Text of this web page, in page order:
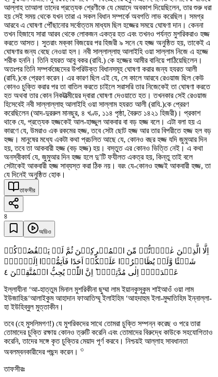
আল্লাহ তাআলা তাদের প্রত্যেক শ্রেণীকে যে মেয়াদে অবকাশ দিয়েছিলেন, তার শুরু ধরা
হয় সেই সময় থেকে যখন তারা এ সকল বিধান সম্পর্কে অবগতি লাভ করেছিল। সমগ্র
আরবে এ ঘোষণা পৌঁছানোর সর্বোত্তম মাধ্যম ছিল হজ্জের সময়ে ঘোষণা দান। কেননা
তখন হিজাযে সারা আরব থেকে লোকজন একত্র হত এবং তখনও পর্যন্ত মুশরিকরাও হজ্জ
করতে আসত। সুতরাং মক্কা বিজয়ের পর হিজরী ৯ সনে যে হজ্জ অনুষ্ঠিত হয়, তাকেই এ
ঘোষণার জন্য বেছে নেওয়া হল। নবী সাল্লাল্লাহু আলাইহি ওয়া সাল্লাম নিজে এ হজ্জে
শরীক হননি। তিনি হযরত আবু বকর (রাযি.) কে হজ্জের আমীর বানিয়ে পাঠিয়েছিলেন।
অতঃপর তিনি সম্পর্কচ্ছেদের উপরিউক্ত বিধানসমূহ ঘোষণা করার জন্য হযরত আলী
(রাযি.)কে প্রেরণ করেন। এর কারণ ছিল এই যে, সে কালে আরবে রেওয়াজ ছিল কেউ
কোনও চুক্তি করার পর তা বাতিল করতে চাইলে সরাসরি তার নিজেকেই তা ঘোষণা করতে
হত অথবা তার কোন নিকটাত্মীয়ের দ্বারা ঘোষণা দেওয়াতে হত। তখনকার সেই রেওয়াজ
হিসেবেই নবী সাল্লাল্লাহু আলাইহি ওয়া সাল্লাম হযরত আলী (রাযি.)কে প্রেরণ
করেছিলেন (আদ-দুররুল মানছুর, ৪ খণ্ড, ১১৪ পৃষ্ঠা, বৈরুত ১৪২১ হিজরী)। প্রকাশ
থাকে যে, প্রত্যেক হজ্জকেই আল-হাজ্জুল আকবার বা বড় হজ্জ বলে। এটা বলা হয় এ
কারণে যে, উমরাও এক রকমের হজ্জ, তবে সেটা ছোট হজ্জ আর তার বিপরীতে হজ্জ হল বড়
হজ্জ। মানুষের মধ্যে একটা কথা প্রচলিত আছে যে, কোনও বছর হজ্জ যদি জুমুআর দিন
হয়, তবে তা আকবারী হজ্জ (বড় হজ্জ) হয়। বস্তুত এর কোনও ভিত্তি নেই। এ কথা
অনস্বীকার্য যে, জুমুআর দিন হজ্জ হলে দু’টি ফযীলত একত্র হয়, কিন্তু তাই বলে
সেটাকেই আকবারী হজ্জ সাব্যস্ত করা ঠিক নয়। বরং যে-কোনও হজ্জই আকবারী হজ্জ, তা
যে দিনেই অনুষ্ঠিত হোক।
তাফসীর
৪
অডিও
اِلَّا الَّذِیۡنَ عٰہَدۡتُّمۡ مِّنَ الۡمُشۡرِکِیۡنَ ثُمَّ لَمۡ یَنۡقُصُوۡکُمۡ
شَیۡئًا وَّلَمۡ یُظَاہِرُوۡا عَلَیۡکُمۡ اَحَدًا فَاَتِمُّوۡۤا اِلَیۡہِمۡ
عَہۡدَہُمۡ اِلٰی مُدَّتِہِمۡ ؕ اِنَّ اللّٰہَ یُحِبُّ الۡمُتَّقِیۡنَ ٤
ইল্লাযীনা ‘আ-হাত্তুম মিনাল মুশরিকীনা ছুম্মা লাম ইয়ানকুসূকুম শাইআওঁ ওয়া লাম
ইউজাহিরূ‘আলাইকুম আহাদান ফাআতিম্মূ ইলাইহিম ‘আহদাহুম ইলা-মুদ্দাতিহিম ইন্নাল্লা-
হা ইউহিব্বুল মুত্তাকীন।
তবে (হে মুসলিমগণ!) যে মুশরিকদের সাথে তোমরা চুক্তি সম্পন্ন করেছ ও পরে তারা
তোমাদের চুক্তি রক্ষায় কোনও ত্রুটি করেনি এবং তোমাদের বিরুদ্ধে কাউকে সহযোগিতাও
করেনি, তাদের সঙ্গে কৃত চুক্তির মেয়াদ পূর্ণ করবে। নিশ্চয়ই আল্লাহ সাবধানতা
অবলম্বনকারীদের পছন্দ করেন। ৩
তাফসীরঃ